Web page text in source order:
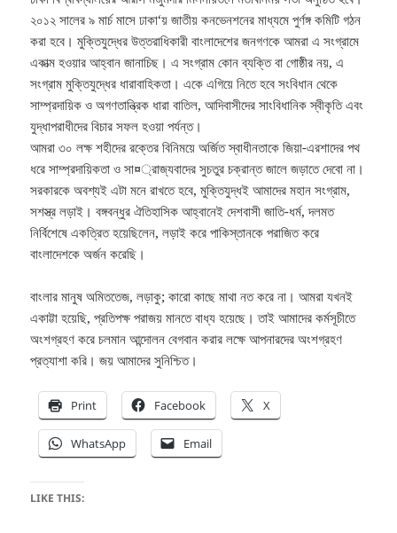
২০১২ সালের ৯ মার্চ মাসে ঢাকা‘য় জাতীয় কনভেনশনের মাধ্যমে পুর্ণঙ্গ কমিটি গঠন
করা হবে। মুক্তিযুদ্ধের উত্তরাধিকারী বাংলাদেশের জনগণকে আমরা এ সংগ্রামে
একাত্ম হওয়ার আহ্বান জানাচিছ। এ সংগ্রাম কোন ব্যক্তি বা গোষ্ঠীর নয়, এ
সংগ্রাম মুক্তিযুদ্ধের ধারাবাহিকতা। একে এগিয়ে নিতে হবে সংবিধান থেকে
সাম্প্রদায়িক ও অগণতান্ত্রিক ধারা বাতিল, আদিবাসীদের সাংবিধানিক স্বীকৃতি এবং
যুদ্ধাপরাধীদের বিচার সফল হওয়া পর্যন্ত।
আমরা ৩০ লক্ষ শহীদের রক্তের বিনিময়ে অর্জিত স্বাধীনতাকে জিয়া-এরশাদের পথ
ধরে সাম্প্রদায়িকতা ও সা¤্রাজ্যবাদের সুচতুর চক্রান্ত জালে জড়াতে দেবো না।
সরকারকে অবশ্যই এটা মনে রাখতে হবে, মুক্তিযুদ্ধই আমাদের মহান সংগ্রাম,
সশস্ত্র লড়াই। বঙ্গবন্ধুর ঐতিহাসিক আহ্বানেই দেশবাসী জাতি-ধর্ম, দলমত
নির্বিশেষে একত্রিত হয়েছিলেন, লড়াই করে পাকিস্তানকে পরাজিত করে
বাংলাদেশকে অর্জন করেছি।
বাংলার মানুষ অমিততেজ, লড়াকু; কারো কাছে মাথা নত করে না। আমরা যখনই
একাট্টা হয়েছি, প্রতিপক্ষ পরাজয় মানতে বাধ্য হয়েছে। তাই আমাদের কর্মসূচীতে
অংশগ্রহণ করে চলমান আন্দোলন বেগবান করার লক্ষে আপনারদের অংশগ্রহণ
প্রত্যাশা করি। জয় আমাদের সুনিশ্চিত।
Print Facebook X
WhatsApp Email
LIKE THIS: